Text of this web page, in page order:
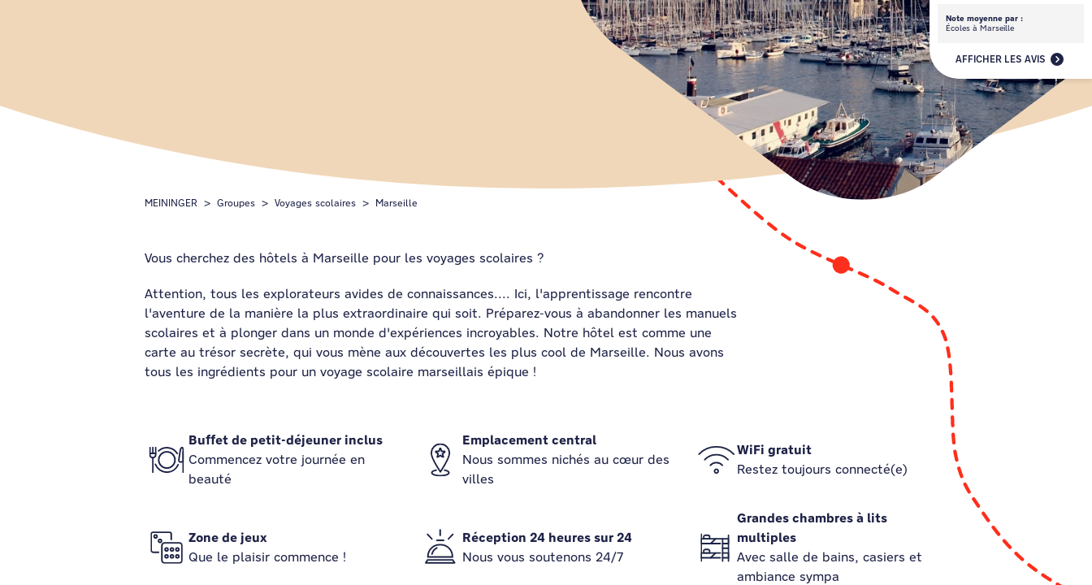
Note moyenne par :
Écoles à Marseille
AFFICHER LES AVIS
MEININGER Groupes Voyages scolaires Marseille
Vous cherchez des hôtels à Marseille pour les voyages scolaires ?
Attention, tous les explorateurs avides de connaissances.... Ici, l'apprentissage rencontre
l'aventure de la manière la plus extraordinaire qui soit. Préparez-vous à abandonner les manuels
scolaires et à plonger dans un monde d'expériences incroyables. Notre hôtel est comme une
carte au trésor secrète, qui vous mène aux découvertes les plus cool de Marseille. Nous avons
tous les ingrédients pour un voyage scolaire marseillais épique !
Buffet de petit-déjeuner inclus
Commencez votre journée en
beauté
Emplacement central
Nous sommes nichés au cœur des
villes
WiFi gratuit
Restez toujours connecté(e)
Zone de jeux
Que le plaisir commence !
Réception 24 heures sur 24
Nous vous soutenons 24/7
Grandes chambres à lits
multiples
Avec salle de bains, casiers et
ambiance sympa